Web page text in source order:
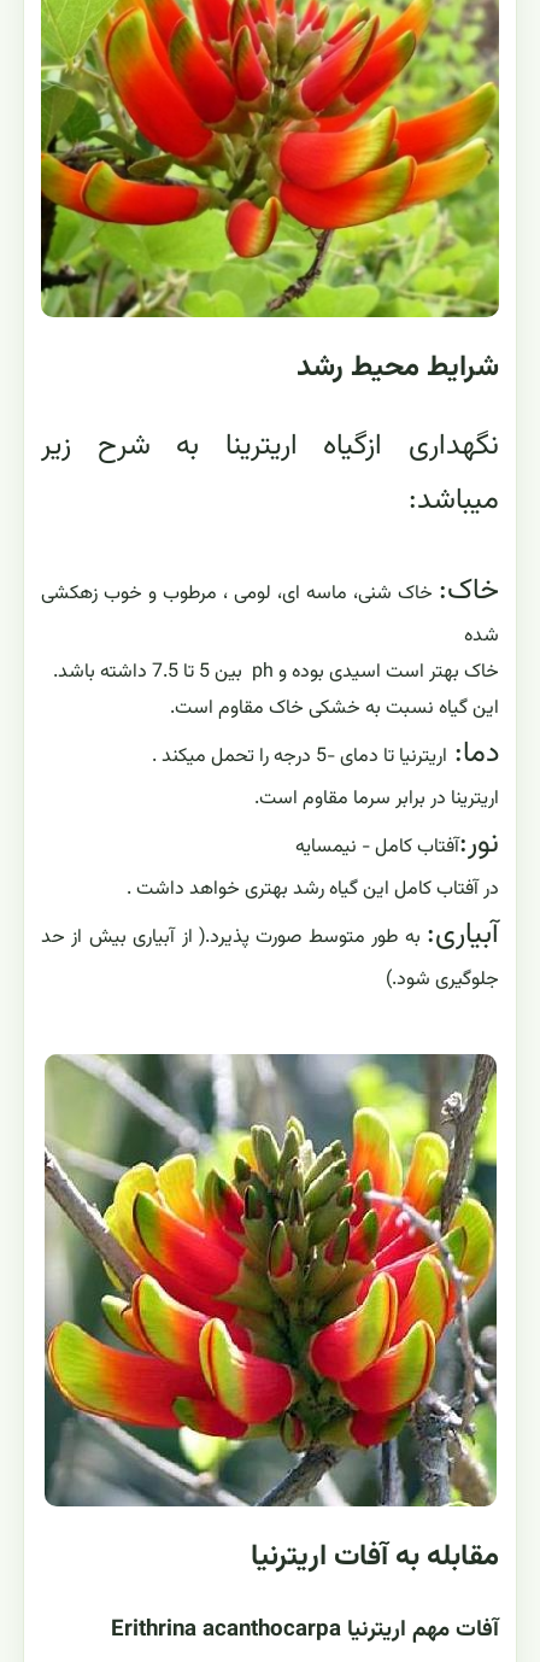
شرایط محیط رشد
نگهداری ازگیاه اریترینا به شرح زیر
میباشد:
خاک: خاک شنی، ماسه ای، لومی ، مرطوب و خوب زهکشی
شده
خاک بهتر است اسیدی بوده و ph بین 5 تا 7.5 داشته باشد.
این گیاه نسبت به خشکی خاک مقاوم است.
دما: اریترنیا تا دمای -5 درجه را تحمل میکند .
اریترینا در برابر سرما مقاوم است.
نور:آفتاب کامل - نیمسایه
در آفتاب کامل این گیاه رشد بهتری خواهد داشت .
آبیاری: به طور متوسط صورت پذیرد.( از آبیاری بیش از حد
جلوگیری شود.)
مقابله به آفات اریترنیا
آفات مهم اریترنیا Erithrina acanthocarpa